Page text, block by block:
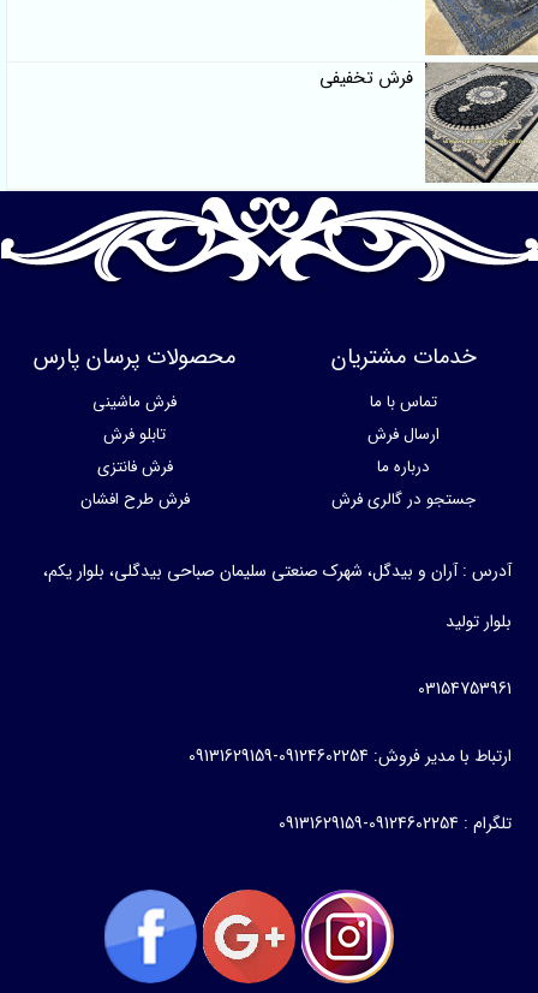
فرش تخفیفی
خدمات مشتریان
تماس با ما
ارسال فرش
درباره ما
جستجو در گالری فرش
محصولات پرسان پارس
فرش ماشینی
تابلو فرش
فرش فانتزی
فرش طرح افشان
آدرس : آران و بیدگل، شهرک صنعتی سلیمان صباحی بیدگلی، بلوار یکم،
بلوار تولید
03154753961
ارتباط با مدیر فروش: 09124602254-09131629159
تلگرام : 09124602254-09131629159